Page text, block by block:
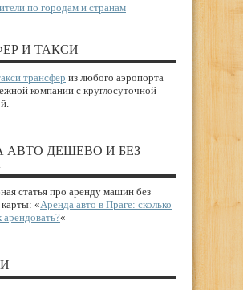
по городам и странам
И ТАКСИ
трансфер из любого аэропорта
компании с круглосуточной
АВТО ДЕШЕВО И БЕЗ
статья про аренду машин без
«Аренда авто в Праге: сколько
арендовать?«